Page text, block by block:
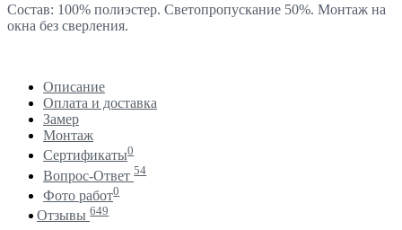
Состав: 100% полиэстер. Светопропускание 50%. Монтаж на
окна без сверления.
Описание
Оплата и доставка
Замер
Монтаж
Сертификаты0
Вопрос-Ответ 54
Фото работ0
Отзывы 649